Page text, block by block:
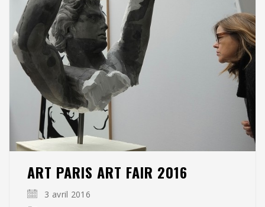
ART PARIS ART FAIR 2016
3 avril 2016